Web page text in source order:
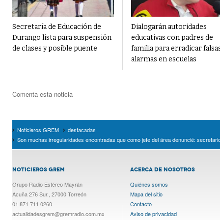
Secretaría de Educación de
Durango lista para suspensión
de clases y posible puente
Dialogarán autoridades
educativas con padres de
familia para erradicar
alarmas en escuelas
Comenta esta noticia
Noticieros GREM
destacadas
Son muchas irregularidades encontradas que como jefe del área denuncié:
NOTICIEROS GREM
Grupo Radio Estéreo Mayrán
Acuña 276 Sur., 27000 Torreón
01 871 711 0260
actualidadesgrem@gremradio.com.mx
ACERCA DE NOSOTROS
Quiénes somos
Mapa del sitio
Contacto
Aviso de privacidad